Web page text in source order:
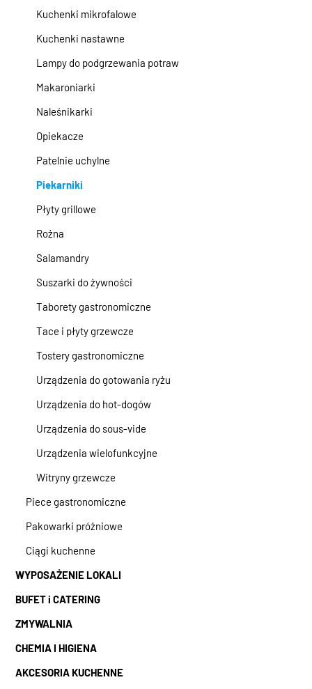
Kuchenki mikrofalowe
Kuchenki nastawne
Lampy do podgrzewania potraw
Makaroniarki
Naleśnikarki
Opiekacze
Patelnie uchylne
Piekarniki
Płyty grillowe
Rożna
Salamandry
Suszarki do żywności
Taborety gastronomiczne
Tace i płyty grzewcze
Tostery gastronomiczne
Urządzenia do gotowania ryżu
Urządzenia do hot-dogów
Urządzenia do sous-vide
Urządzenia wielofunkcyjne
Witryny grzewcze
Piece gastronomiczne
Pakowarki próżniowe
Ciągi kuchenne
WYPOSAŻENIE LOKALI
BUFET i CATERING
ZMYWALNIA
CHEMIA I HIGIENA
AKCESORIA KUCHENNE